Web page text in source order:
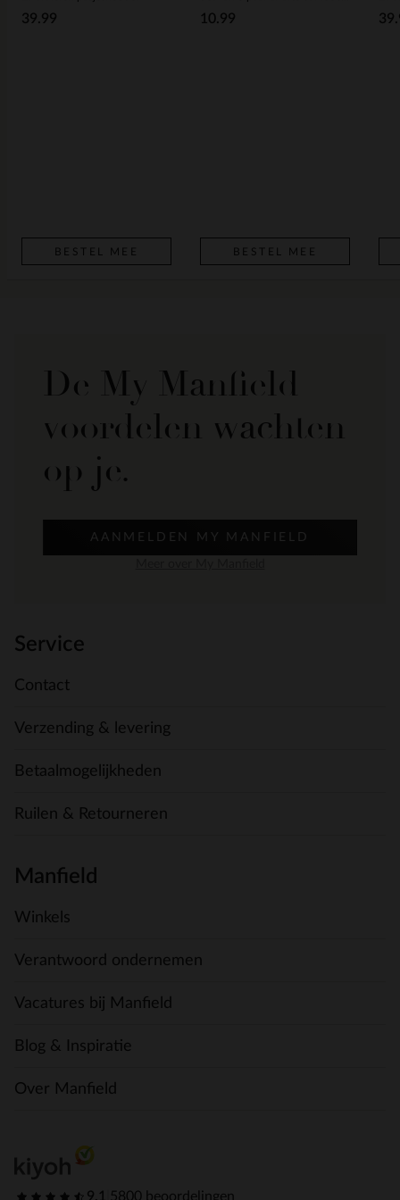
39.99
BESTEL MEE
10.99
BESTEL MEE
De My Manfield
voordelen wachten
op je.
AANMELDEN MY MANFIELD
Service
Contact
Verzending & levering
Betaalmogelijkheden
Ruilen & Retourneren
Manfield
Winkels
Verantwoord ondernemen
Vacatures bij Manfield
Blog & Inspiratie
Over Manfield
9.1 5800 beoordelingen